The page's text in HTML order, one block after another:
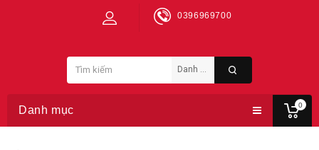
0
0396969700
Danh mục